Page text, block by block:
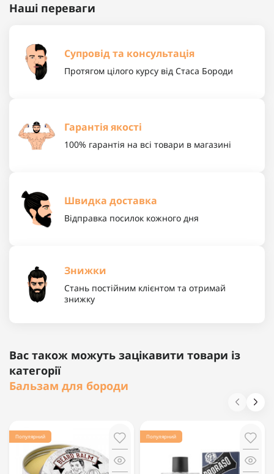
Наші переваги
Супровід та консультація
Протягом цілого курсу від Стаса Бороди
Гарантія якості
100% гарантія на всі товари в магазині
Швидка доставка
Відправка посилок кожного дня
Знижки
Стань постійним клієнтом та отримай
знижку
Вас також можуть зацікавити товари із
категорії
Бальзам для бороди
Популярний Популярний